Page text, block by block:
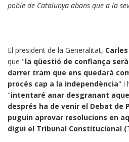
poble de Catalunya abans que a la
El president de la Generalitat,
que "la qüestió de confiança
darrer tram que ens quedarà
procés cap a la independència" i
"intentaré anar desgranant
després ha de venir el Debat de
puguin aprovar resolucions en
digui el Tribunal Constitucional